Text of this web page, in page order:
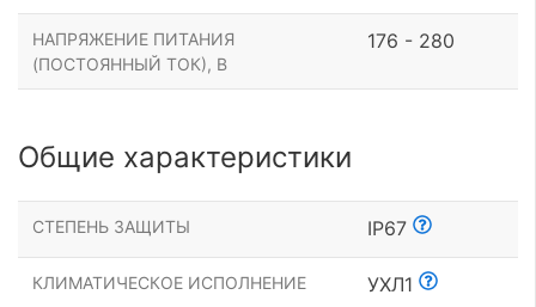
НАПРЯЖЕНИЕ ПИТАНИЯ
(ПОСТОЯННЫЙ ТОК), В
176 - 280
Общие характеристики
СТЕПЕНЬ ЗАЩИТЫ IP67
КЛИМАТИЧЕСКОЕ ИСПОЛНЕНИЕ УХЛ1